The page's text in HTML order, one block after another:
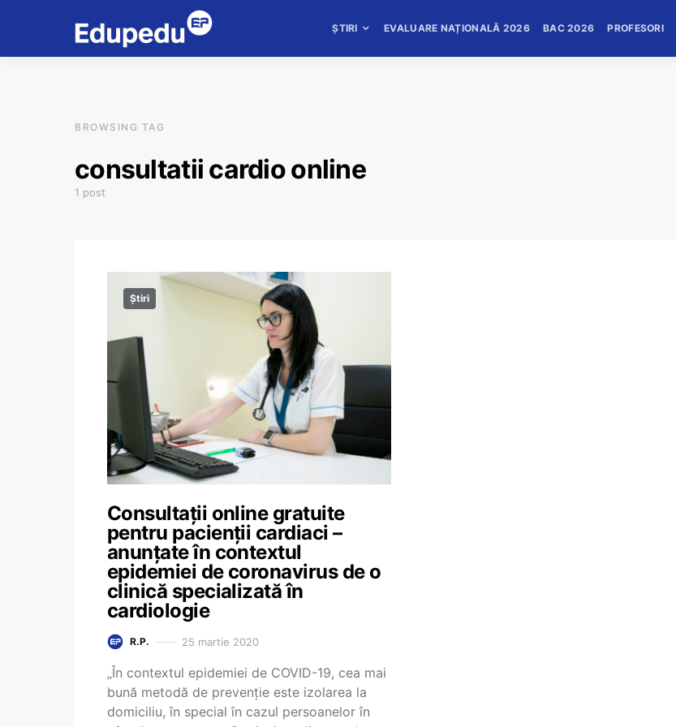
ȘTIRI EVALUARE NAȚIONALĂ 2026 BAC 2026 PROFESORI
BROWSING TAG
consultatii cardio online
1 post
Știri
Consultații online gratuite
pentru pacienții cardiaci –
anunțate în contextul
epidemiei de coronavirus de o
clinică specializată în
cardiologie
R.P. 25 martie 2020
„În contextul epidemiei de COVID-19, cea mai
bună metodă de prevenție este izolarea la
domiciliu, în special în cazul persoanelor în